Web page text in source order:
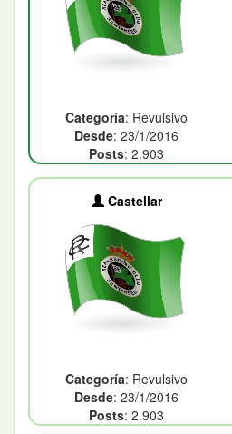
Categoría: Revulsivo
Desde: 23/1/2016
Posts: 2.903
Castellar
Categoría: Revulsivo
Desde: 23/1/2016
Posts: 2.903